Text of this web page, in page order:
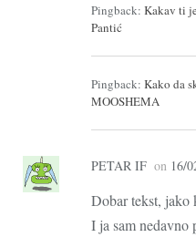
Pingback: Kakav ti
Pantić
Pingback: Kako da
MOOSHEMA
PETAR IF on 16/
Dobar tekst, jako
I ja sam nedavno